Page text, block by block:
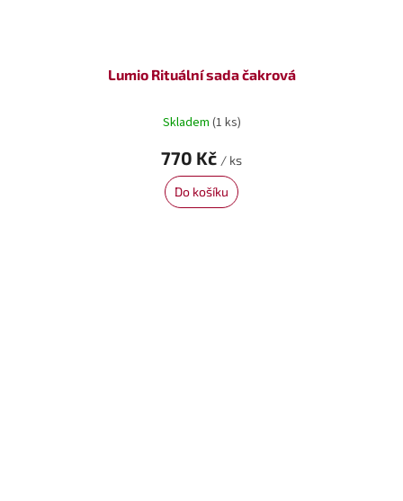
Lumio Rituální sada čakrová
Skladem (1 ks)
770 Kč / ks
Do košíku